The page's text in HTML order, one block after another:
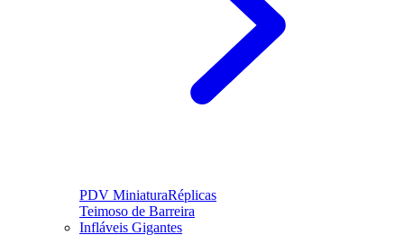
PDV MiniaturaRéplicas
Teimoso de Barreira
Infláveis Gigantes